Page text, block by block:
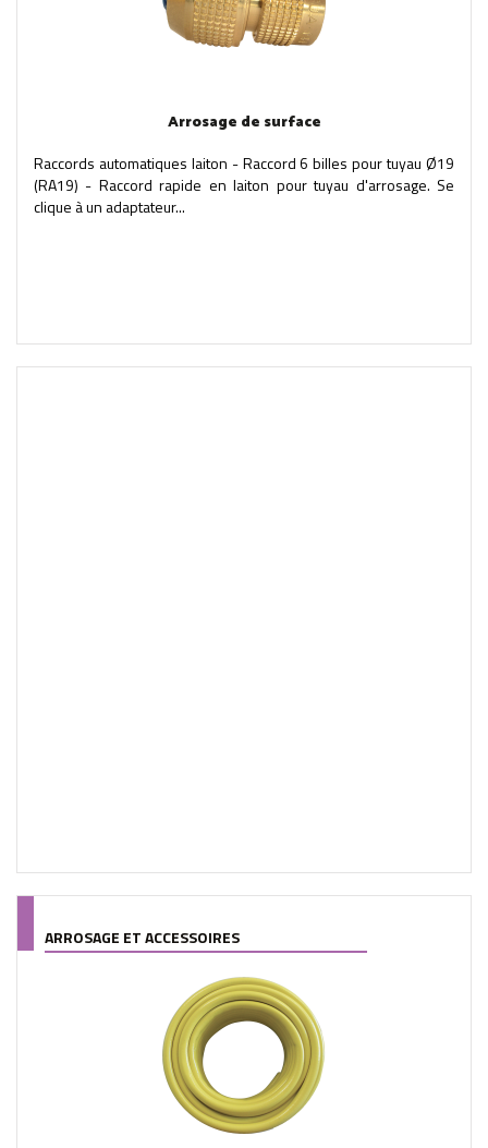
Arrosage de surface
Raccords automatiques laiton - Raccord 6 billes pour tuyau Ø19
(RA19) - Raccord rapide en laiton pour tuyau d'arrosage. Se
clique à un adaptateur...
ARROSAGE ET ACCESSOIRES